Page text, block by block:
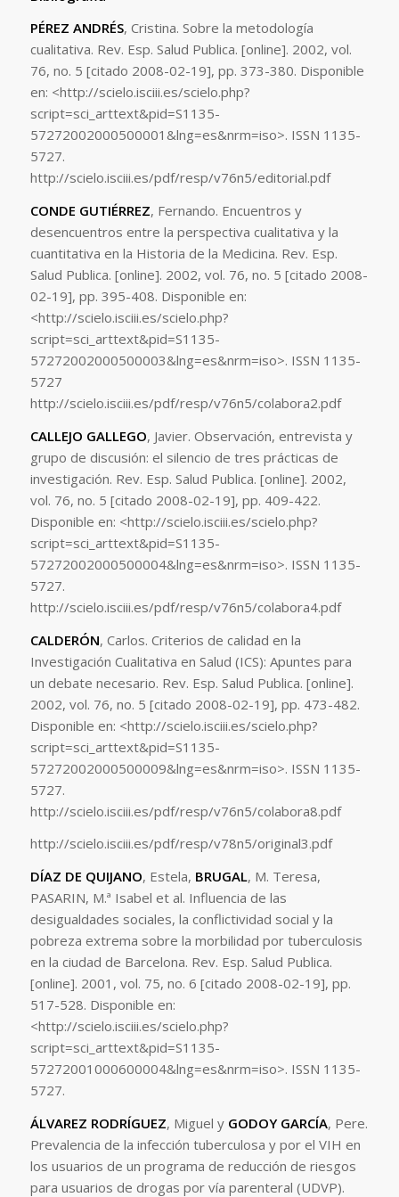
PÉREZ ANDRÉS, Cristina. Sobre la metodología
cualitativa. Rev. Esp. Salud Publica. [online]. 2002, vol.
76, no. 5 [citado 2008-02-19], pp. 373-380. Disponible
en: <http://scielo.isciii.es/scielo.php?
script=sci_arttext&pid=S1135-
57272002000500001&lng=es&nrm=iso>. ISSN 1135-
5727.
http://scielo.isciii.es/pdf/resp/v76n5/editorial.pdf
CONDE GUTIÉRREZ, Fernando. Encuentros y
desencuentros entre la perspectiva cualitativa y la
cuantitativa en la Historia de la Medicina. Rev. Esp.
Salud Publica. [online]. 2002, vol. 76, no. 5 [citado 2008-
02-19], pp. 395-408. Disponible en:
<http://scielo.isciii.es/scielo.php?
script=sci_arttext&pid=S1135-
57272002000500003&lng=es&nrm=iso>. ISSN 1135-
5727
http://scielo.isciii.es/pdf/resp/v76n5/colabora2.pdf
CALLEJO GALLEGO, Javier. Observación, entrevista y
grupo de discusión: el silencio de tres prácticas de
investigación. Rev. Esp. Salud Publica. [online]. 2002,
vol. 76, no. 5 [citado 2008-02-19], pp. 409-422.
Disponible en: <http://scielo.isciii.es/scielo.php?
script=sci_arttext&pid=S1135-
57272002000500004&lng=es&nrm=iso>. ISSN 1135-
5727.
http://scielo.isciii.es/pdf/resp/v76n5/colabora4.pdf
CALDERÓN, Carlos. Criterios de calidad en la
Investigación Cualitativa en Salud (ICS): Apuntes para
un debate necesario. Rev. Esp. Salud Publica. [online].
2002, vol. 76, no. 5 [citado 2008-02-19], pp. 473-482.
Disponible en: <http://scielo.isciii.es/scielo.php?
script=sci_arttext&pid=S1135-
57272002000500009&lng=es&nrm=iso>. ISSN 1135-
5727.
http://scielo.isciii.es/pdf/resp/v76n5/colabora8.pdf
http://scielo.isciii.es/pdf/resp/v78n5/original3.pdf
DÍAZ DE QUIJANO, Estela, BRUGAL, M. Teresa,
PASARIN, M.ª Isabel et al. Influencia de las
desigualdades sociales, la conflictividad social y la
pobreza extrema sobre la morbilidad por tuberculosis
en la ciudad de Barcelona. Rev. Esp. Salud Publica.
[online]. 2001, vol. 75, no. 6 [citado 2008-02-19], pp.
517-528. Disponible en:
<http://scielo.isciii.es/scielo.php?
script=sci_arttext&pid=S1135-
57272001000600004&lng=es&nrm=iso>. ISSN 1135-
5727.
ÁLVAREZ RODRÍGUEZ, Miguel y GODOY GARCÍA, Pere.
Prevalencia de la infección tuberculosa y por el VIH en
los usuarios de un programa de reducción de riesgos
para usuarios de drogas por vía parenteral (UDVP).